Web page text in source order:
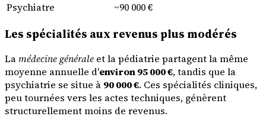
Psychiatre
~90 000 €
Les spécialités aux revenus plus modérés
La médecine générale et la pédiatrie partagent la même
moyenne annuelle d'environ 95 000 €, tandis que la
psychiatrie se situe à 90 000 €. Ces spécialités cliniques,
peu tournées vers les actes techniques, génèrent
structurellement moins de revenus.